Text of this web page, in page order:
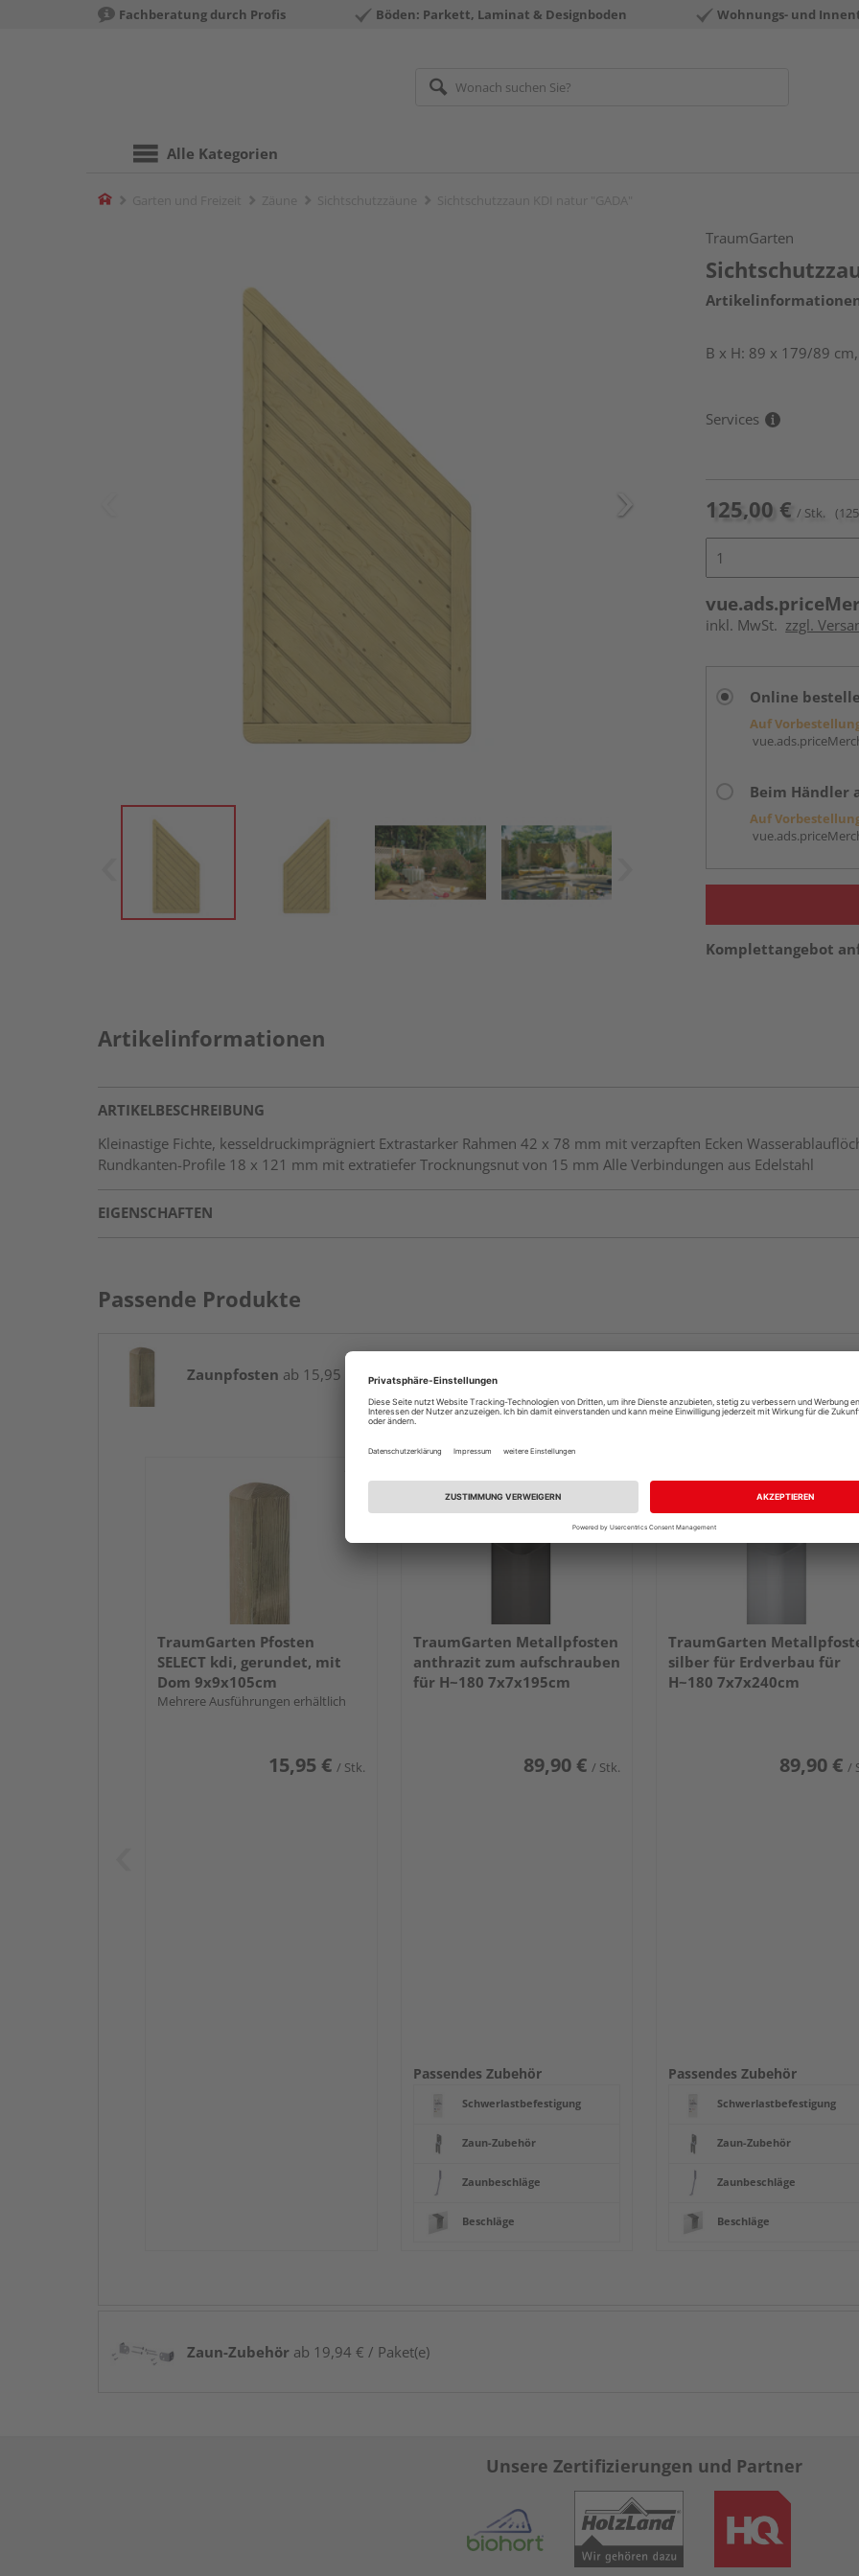
Fachberatung durch Profis Böden: Parkett, Laminat & Designboden Wohnungs- und
Alle Kategorien
Home
TraumGarten
B x H: 89 x 179/89
Services
125,00 € / Stk.
inkl. MwSt. zzgl.
Online
Auf
Beim Händler
Auf
Komplettangebot
Artikelinformationen
ARTIKELBESCHREIBUNG
Kleinastige Fichte, kesseldruckimprägniert Extrastarker Rahmen 42 x 78 mm mit verzapften Ecken
Rundkanten-Profile 18 x 121 mm mit extratiefer Trocknungsnut von 15 mm Alle Verbindungen aus Edelstahl
EIGENSCHAFTEN
Passende Produkte
Zaunpfosten ab 15,95 € / Stk.
TraumGarten Pfosten
SELECT kdi, gerundet, mit
Dom 9x9x105cm
Mehrere Ausführungen erhältlich
15,95 € / Stk.
TraumGarten Metallpfosten
anthrazit zum aufschrauben
für H~180 7x7x195cm
89,90 € / Stk.
Passendes Zubehör
Schwerlastbefestigung
Zaun-Zubehör
Zaunbeschläge
Beschläge
TraumGarten
silber für Erdverbau für
H~180 7x7x240cm
89,90 € /
Passendes Zubehör
Schwerlastbefestigung
Zaun-Zubehör
Zaunbeschläge
Beschläge
Zaun-Zubehör ab 19,94 € / Paket(e)
Unsere Zertifizierungen und Partner